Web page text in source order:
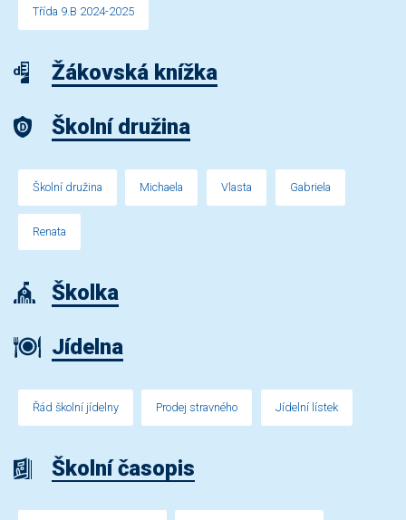
Třída 9.B 2024-2025
Žákovská knížka
Školní družina
Školní družina Michaela Vlasta Gabriela
Renata
Školka
Jídelna
Řád školní jídelny Prodej stravného Jídelní lístek
Školní časopis